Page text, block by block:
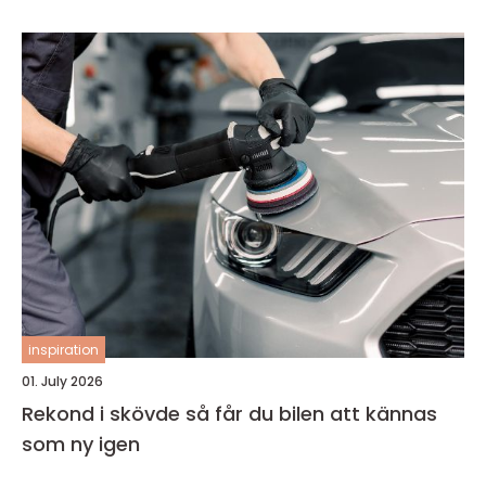
inspiration
01. July 2026
Rekond i skövde så får du bilen att kännas
som ny igen